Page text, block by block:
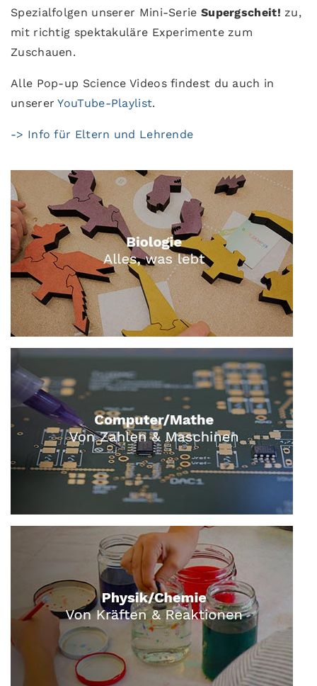
Spezialfolgen unserer Mini-Serie Supergscheit! zu,
mit richtig spektakuläre Experimente zum
Zuschauen.
Alle Pop-up Science Videos findest du auch in
unsererYouTube-Playlist.
-> Info für Eltern und Lehrende